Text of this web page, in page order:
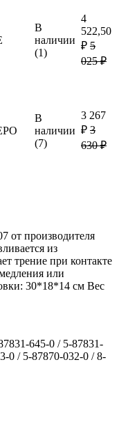
В
наличии
(1)
4
522,50
₽ 5
025 ₽
В
наличии
(7)
3 267
₽ 3
630 ₽
от производителя
из
трение при контакте
или
30*18*14 см Вес
645-0 / 5-87831-
0 / 5-87870-032-0 / 8-